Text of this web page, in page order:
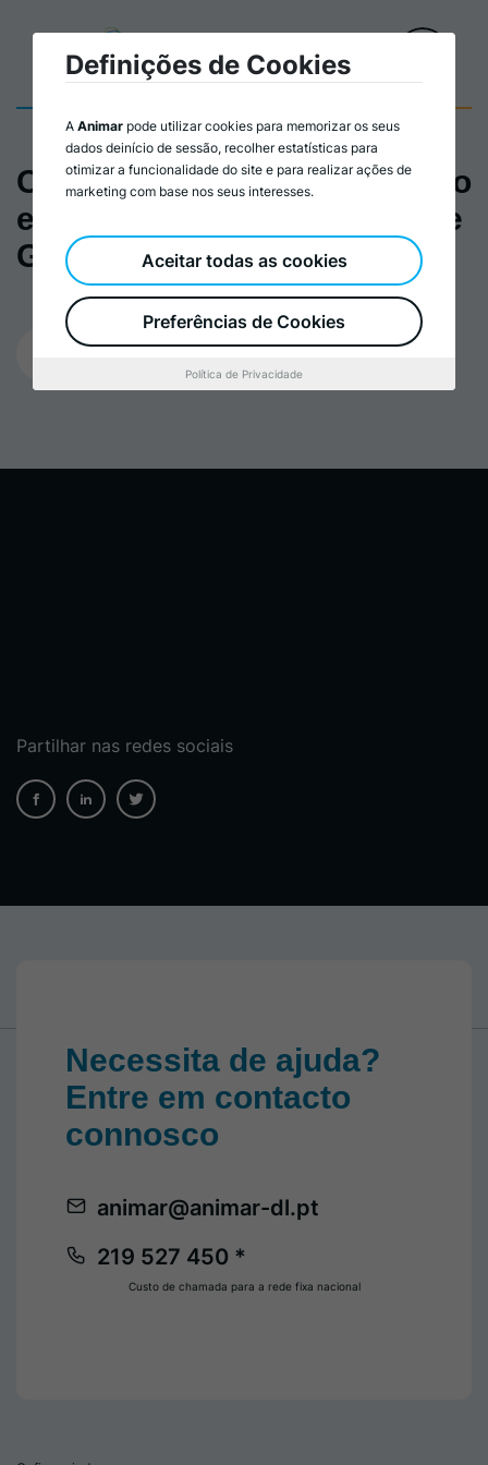
Cartaz Formação Autoestudo
em Cidadania e Igualdade de
Género I
Partilhar nas redes sociais
Necessita de ajuda?
Entre em contacto
connosco
219 527 450 *
animar@animar-dl.pt
Custo de chamada para a rede fixa nacional
Definições de Cookies
A Animar pode utilizar cookies para memorizar os seus
dados deinício de sessão, recolher estatísticas para
otimizar a funcionalidade do site e para realizar ações de
marketing com base nos seus interesses.
Preferências de Cookies
Aceitar todas as cookies
Política de Privacidade